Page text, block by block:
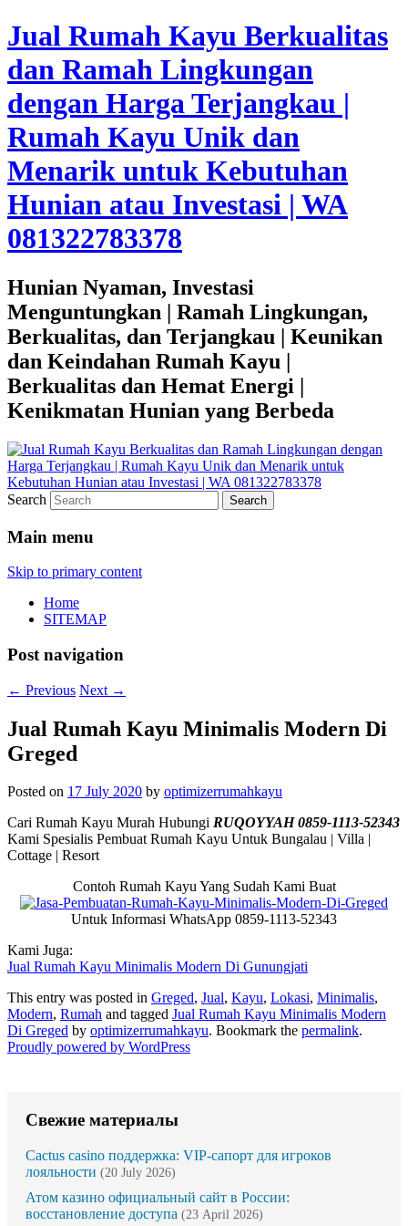
Jual Rumah Kayu Berkualitas
dan Ramah Lingkungan
dengan Harga Terjangkau |
Rumah Kayu Unik dan
Menarik untuk Kebutuhan
Hunian atau Investasi | WA
081322783378
Hunian Nyaman, Investasi
Menguntungkan | Ramah Lingkungan,
Berkualitas, dan Terjangkau | Keunikan
dan Keindahan Rumah Kayu |
Berkualitas dan Hemat Energi |
Kenikmatan Hunian yang Berbeda
Search
Main menu
Skip to primary content
Home
SITEMAP
Post navigation
← Previous Next →
Jual Rumah Kayu Minimalis Modern Di
Greged
Posted on 17 July 2020 by optimizerrumahkayu
Cari Rumah Kayu Murah Hubungi RUQOYYAH 0859-1113-52343
Kami Spesialis Pembuat Rumah Kayu Untuk Bungalau | Villa |
Cottage | Resort
Contoh Rumah Kayu Yang Sudah Kami Buat
Untuk Informasi WhatsApp 0859-1113-52343
Kami Juga:
Jual Rumah Kayu Minimalis Modern Di Gunungjati
This entry was posted in Greged, Jual, Kayu, Lokasi, Minimalis,
Modern, Rumah and tagged Jual Rumah Kayu Minimalis Modern
Di Greged by optimizerrumahkayu. Bookmark the permalink.
Proudly powered by WordPress
Свежие материалы
Cactus casino поддержка: VIP-сапорт для игроков
лояльности (20 July 2026)
Атом казино официальный сайт в России:
восстановление доступа (23 April 2026)